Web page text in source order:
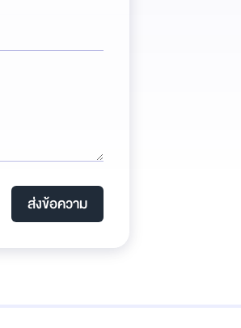
ส่งข้อความ